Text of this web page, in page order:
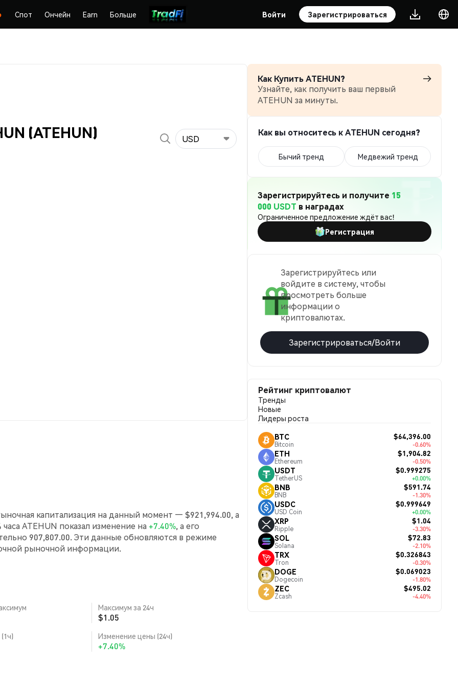
Спот Ончейн Earn Больше Войти Зарегистрироваться
(ATEHUN) USD
капитализация на данный момент — $921,994.00, а
ATEHUN показал изменение на +7.40%, а его
907,807.00. Эти данные обновляются в режиме
рыночной информации.
Максимум за 24ч
$1.05
Изменение цены (24ч)
+7.40%
Как Купить ATEHUN?
Узнайте, как получить ваш первый
ATEHUN за минуты.
Как вы относитесь к ATEHUN сегодня?
Бычий тренд Медвежий тренд
Зарегистрируйтесь и получите 15
000 USDT в наградах
Ограниченное предложение ждёт вас!
Регистрация
Зарегистрируйтесь или
войдите в систему, чтобы
просмотреть больше
информации о
криптовалютах.
Зарегистрироваться/Войти
Рейтинг криптовалют
Тренды
Новые
Лидеры роста
BTC
Bitcoin
$64,396.00
-0.60%
ETH
Ethereum
$1,904.82
-0.50%
USDT
TetherUS
$0.999275
+0.00%
BNB
BNB
$591.74
-1.30%
USDC
USD Coin
$0.999649
+0.00%
XRP
Ripple
$1.04
-3.30%
SOL
Solana
$72.83
-2.10%
TRX
Tron
$0.326843
-0.30%
DOGE
Dogecoin
$0.069023
-1.80%
ZEC
Zcash
$495.02
-4.40%